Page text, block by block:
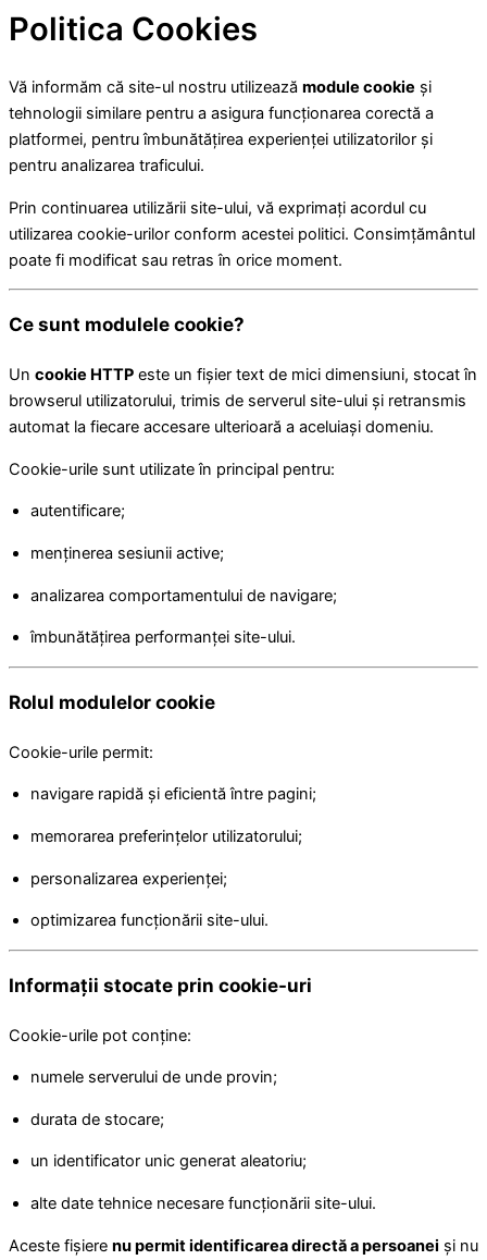
Politica Cookies
Vă informăm că site-ul nostru utilizează module cookie și
tehnologii similare pentru a asigura funcționarea corectă a
platformei, pentru îmbunătățirea experienței utilizatorilor și
pentru analizarea traficului.
Prin continuarea utilizării site-ului, vă exprimați acordul cu
utilizarea cookie-urilor conform acestei politici. Consimțământul
poate fi modificat sau retras în orice moment.
Ce sunt modulele cookie?
Un cookie HTTP este un fișier text de mici dimensiuni, stocat în
browserul utilizatorului, trimis de serverul site-ului și retransmis
automat la fiecare accesare ulterioară a aceluiași domeniu.
Cookie-urile sunt utilizate în principal pentru:
autentificare;
menținerea sesiunii active;
analizarea comportamentului de navigare;
îmbunătățirea performanței site-ului.
Rolul modulelor cookie
Cookie-urile permit:
navigare rapidă și eficientă între pagini;
memorarea preferințelor utilizatorului;
personalizarea experienței;
optimizarea funcționării site-ului.
Informații stocate prin cookie-uri
Cookie-urile pot conține:
numele serverului de unde provin;
durata de stocare;
un identificator unic generat aleatoriu;
alte date tehnice necesare funcționării site-ului.
Aceste fișiere nu permit identificarea directă a persoanei și nu